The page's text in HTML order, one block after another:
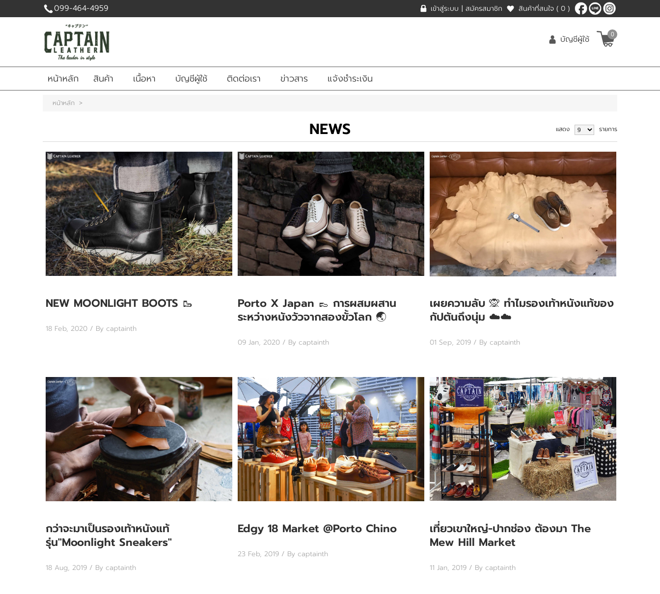
สมัคร
บัญชีผู้ใช้
ติดต่อเรา
ข่าวสาร
แจ้งชำระเงิน
099-464-4959 เข้าสู่ระบบ | สมัครสมาชิก สินค้าที่สนใจ ( 0 )
บัญชีผู้ใช้ 0
หน้าหลัก สินค้า เนื้อหา บัญชีผู้ใช้ ติดต่อเรา ข่าวสาร แจ้งชำระเงิน
หน้าหลัก >
NEWS แสดง รายการ
NEW MOONLIGHT BOOTS 🥾
18 Feb, 2020/ By captainth
Porto X Japan 👞 การผสมผสาน
ระหว่างหนังวัวจากสองขั้วโลก 🌏
09 Jan, 2020/ By captainth
เผยความลับ 🙊 ทำไมรองเท้าหนังแท้ของ
กัปตันถึงนุ่ม ☁️☁️
01 Sep, 2019 / By captainth
กว่าจะมาเป็นรองเท้าหนังแท้
รุ่น"Moonlight Sneakers"
18 Aug, 2019/ By captainth
Edgy 18 Market @Porto Chino
23 Feb, 2019/ By captainth
เที่ยวเขาใหญ่-ปากช่อง ต้องมา The
Mew Hill Market
11 Jan, 2019 / By captainth